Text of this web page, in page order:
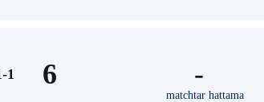
1 6 -
matchtar hattama